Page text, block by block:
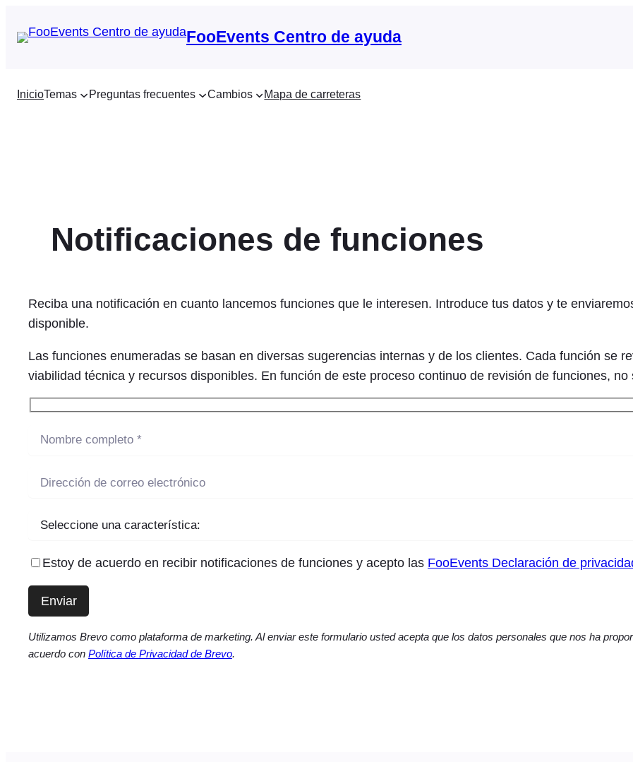
FooEvents Centro de ayuda
InicioTemas Preguntas frecuentes Cambios Mapa de carreteras
Notificaciones de funciones
Reciba una notificación en cuanto lancemos funciones que le interesen. Introduce tus datos y te
disponible.
Las funciones enumeradas se basan en diversas sugerencias internas y de los clientes. Cada función se
viabilidad técnica y recursos disponibles. En función de este proceso continuo de revisión de funciones,
Estoy de acuerdo en recibir notificaciones de funciones y acepto las FooEvents Declaración de
Utilizamos Brevo como plataforma de marketing. Al enviar este formulario usted acepta que los datos personales que nos ha
acuerdo con Política de Privacidad de Brevo.